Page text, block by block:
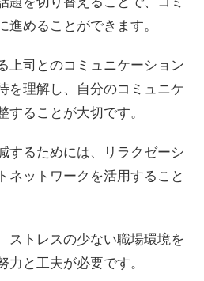
進めることができます。
上司とのコミュニケーション
を理解し、自分のコミュニケ
することが大切です。
するためには、リラクゼーシ
ネットワークを活用すること
ストレスの少ない職場環境を
と工夫が必要です。